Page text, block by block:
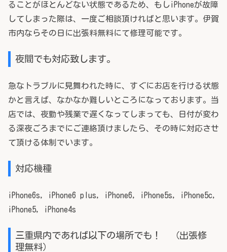
ることがほとんどない状態であるため、もしiPhoneが故障
してしまった際は、一度ご相談頂ければと思います。伊賀
市内ならその日に出張料無料にて修理可能です。
夜間でも対応致します。
急なトラブルに見舞われた時に、すぐにお店を行ける状態
かと言えば、なかなか難しいところになっております。当
店では、夜勤や残業で遅くなってしまっても、日付が変わ
る深夜ごろまでにご連絡頂けましたら、その時に対応させ
て頂ける体制でいます。
対応機種
iPhone6s, iPhone6 plus, iPhone6, iPhone5s, iPhone5c,
iPhone5, iPhone4s
三重県内であれば以下の場所でも！ （出張修
理無料）